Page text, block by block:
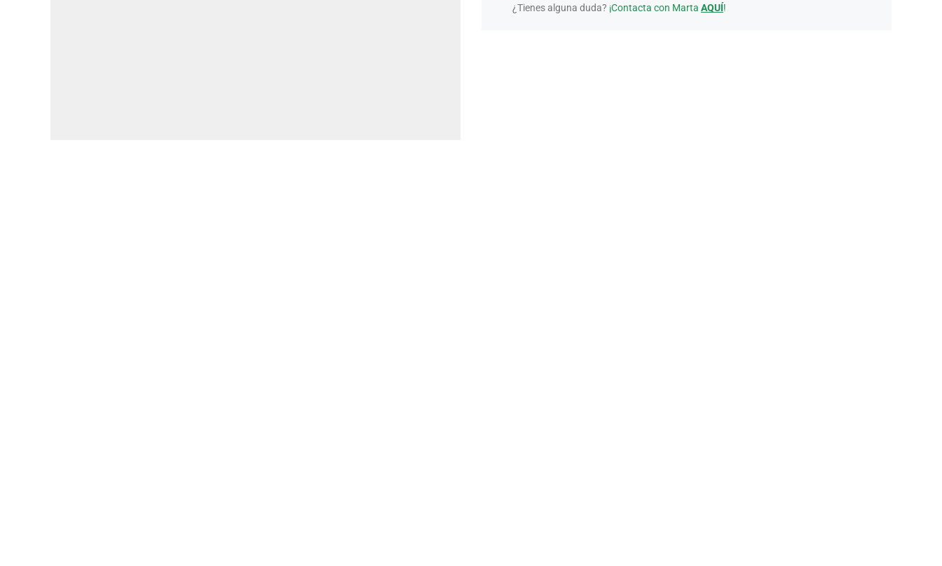
¿Tienes alguna duda? ¡Contacta con Marta AQUÍ!